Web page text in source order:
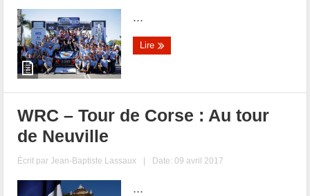
...
Lire
WRC – Tour de Corse : Au tour
de Neuville
Écrit parJean-Baptiste Lassaux | Date: 09 avril 2017
...